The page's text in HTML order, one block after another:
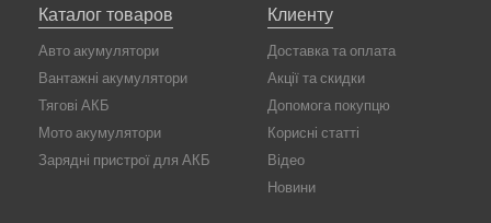
Каталог товаров
Авто акумулятори
Вантажні акумулятори
Тягові АКБ
Мото акумулятори
Зарядні пристрої для АКБ
Клиенту
Доставка та оплата
Акції та скидки
Допомога покупцю
Корисні статті
Відео
Новини